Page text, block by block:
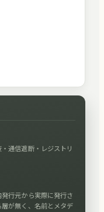
通信遮断・レジストリ
行元から実際に発行さ
が無く、名前とメタデ